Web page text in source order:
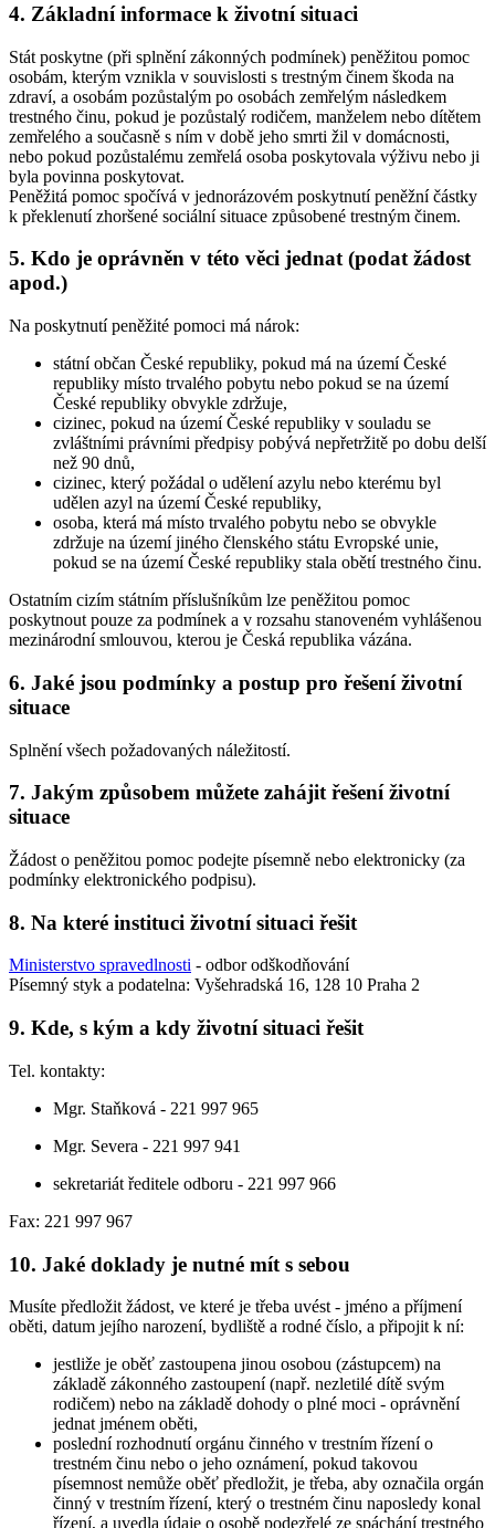
4. Základní informace k životní situaci
Stát poskytne (při splnění zákonných podmínek) peněžitou pomoc
osobám, kterým vznikla v souvislosti s trestným činem škoda na
zdraví, a osobám pozůstalým po osobách zemřelým následkem
trestného činu, pokud je pozůstalý rodičem, manželem nebo dítětem
zemřelého a současně s ním v době jeho smrti žil v domácnosti,
nebo pokud pozůstalému zemřelá osoba poskytovala výživu nebo ji
byla povinna poskytovat.
Peněžitá pomoc spočívá v jednorázovém poskytnutí peněžní částky
k překlenutí zhoršené sociální situace způsobené trestným činem.
5. Kdo je oprávněn v této věci jednat (podat žádost
apod.)
Na poskytnutí peněžité pomoci má nárok:
státní občan České republiky, pokud má na území České
republiky místo trvalého pobytu nebo pokud se na území
České republiky obvykle zdržuje,
cizinec, pokud na území České republiky v souladu se
zvláštními právními předpisy pobývá nepřetržitě po dobu delší
než 90 dnů,
cizinec, který požádal o udělení azylu nebo kterému byl
udělen azyl na území České republiky,
osoba, která má místo trvalého pobytu nebo se obvykle
zdržuje na území jiného členského státu Evropské unie,
pokud se na území České republiky stala obětí trestného činu.
Ostatním cizím státním příslušníkům lze peněžitou pomoc
poskytnout pouze za podmínek a v rozsahu stanoveném vyhlášenou
mezinárodní smlouvou, kterou je Česká republika vázána.
6. Jaké jsou podmínky a postup pro řešení životní
situace
Splnění všech požadovaných náležitostí.
7. Jakým způsobem můžete zahájit řešení životní
situace
Žádost o peněžitou pomoc podejte písemně nebo elektronicky (za
podmínky elektronického podpisu).
8. Na které instituci životní situaci řešit
Ministerstvo spravedlnosti - odbor odškodňování
Písemný styk a podatelna: Vyšehradská 16, 128 10 Praha 2
9. Kde, s kým a kdy životní situaci řešit
Tel. kontakty:
Mgr. Staňková - 221 997 965
Mgr. Severa - 221 997 941
sekretariát ředitele odboru - 221 997 966
Fax: 221 997 967
10. Jaké doklady je nutné mít s sebou
Musíte předložit žádost, ve které je třeba uvést - jméno a příjmení
oběti, datum jejího narození, bydliště a rodné číslo, a připojit k ní:
jestliže je oběť zastoupena jinou osobou (zástupcem) na
základě zákonného zastoupení (např. nezletilé dítě svým
rodičem) nebo na základě dohody o plné moci - oprávnění
jednat jménem oběti,
poslední rozhodnutí orgánu činného v trestním řízení o
trestném činu nebo o jeho oznámení, pokud takovou
písemnost nemůže oběť předložit, je třeba, aby označila orgán
činný v trestním řízení, který o trestném činu naposledy konal
řízení, a uvedla údaje o osobě podezřelé ze spáchání trestného